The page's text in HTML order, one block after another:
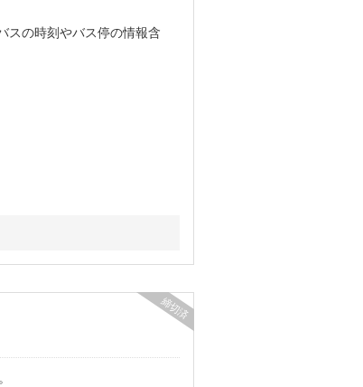
スの時刻やバス停の情報含
締切済